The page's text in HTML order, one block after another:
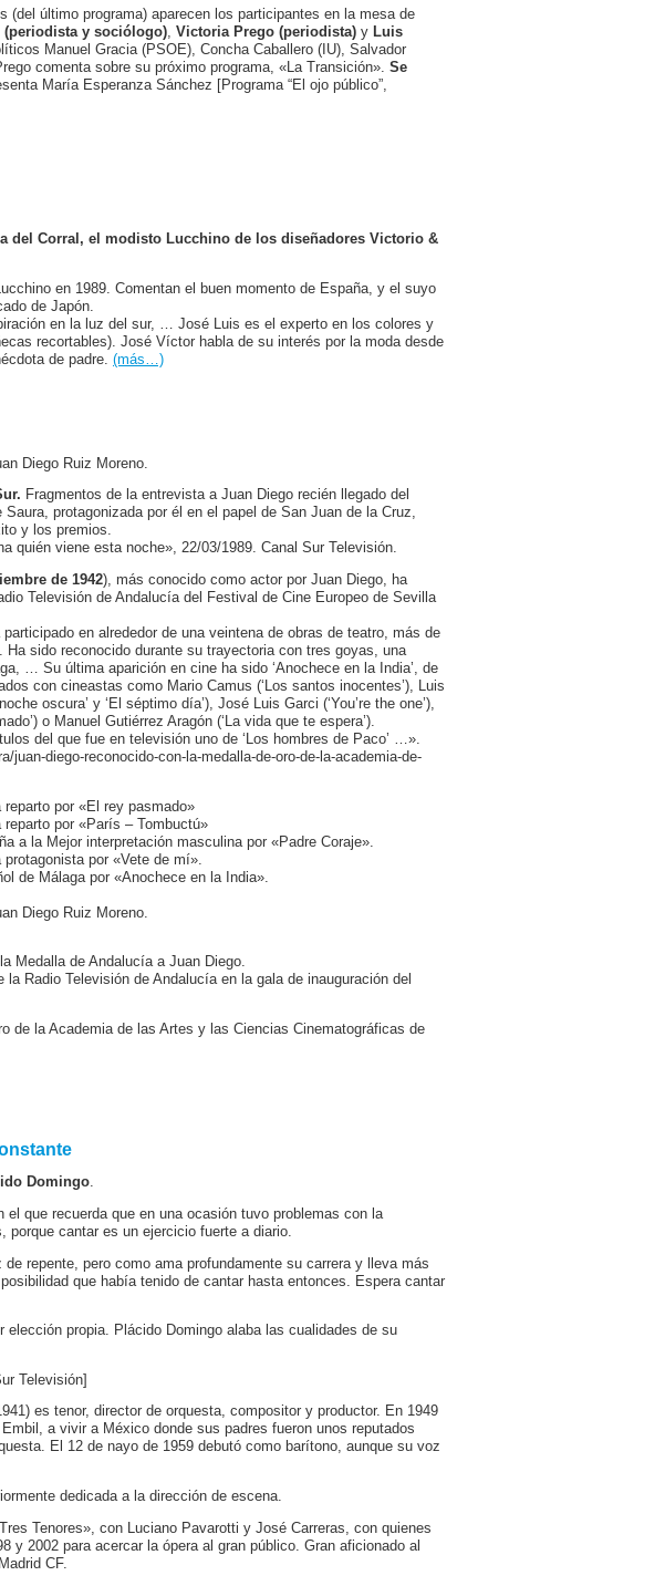
(del último programa) aparecen los participantes en la mesa de
(periodista y sociólogo), Victoria Prego (periodista) y Luis
Manuel Gracia (PSOE), Concha Caballero (IU), Salvador
comenta sobre su próximo programa, «La Transición». Se
María Esperanza Sánchez [Programa “El ojo público”,
del Corral, el modisto Lucchino de los diseñadores Victorio &
en 1989. Comentan el buen momento de España, y el suyo
de Japón.
en la luz del sur, … José Luis es el experto en los colores y
recortables). José Víctor habla de su interés por la moda desde
de padre. (más…)
Diego Ruiz Moreno.
Fragmentos de la entrevista a Juan Diego recién llegado del
protagonizada por él en el papel de San Juan de la Cruz,
y los premios.
quién viene esta noche», 22/03/1989. Canal Sur Televisión.
de 1942), más conocido como actor por Juan Diego, ha
Televisión de Andalucía del Festival de Cine Europeo de Sevilla
en alrededor de una veintena de obras de teatro, más de
sido reconocido durante su trayectoria con tres goyas, una
… Su última aparición en cine ha sido ‘Anochece en la India’, de
con cineastas como Mario Camus (‘Los santos inocentes’), Luis
oscura’ y ‘El séptimo día’), José Luis Garci (‘You’re the one’),
o Manuel Gutiérrez Aragón (‘La vida que te espera’).
del que fue en televisión uno de ‘Los hombres de Paco’ …».
diego-reconocido-con-la-medalla-de-oro-de-la-academia-de-
por «El rey pasmado»
por «París – Tombuctú»
a la Mejor interpretación masculina por «Padre Coraje».
por «Vete de mí».
de Málaga por «Anochece en la India».
Diego Ruiz Moreno.
Medalla de Andalucía a Juan Diego.
la Radio Televisión de Andalucía en la gala de inauguración del
de la Academia de las Artes y las Ciencias Cinematográficas de
Domingo.
el que recuerda que en una ocasión tuvo problemas con la
porque cantar es un ejercicio fuerte a diario.
repente, pero como ama profundamente su carrera y lleva más
que había tenido de cantar hasta entonces. Espera cantar
elección propia. Plácido Domingo alaba las cualidades de su
Televisión]
es tenor, director de orquesta, compositor y productor. En 1949
a vivir a México donde sus padres fueron unos reputados
El 12 de nayo de 1959 debutó como barítono, aunque su voz
dedicada a la dirección de escena.
Tenores», con Luciano Pavarotti y José Carreras, con quienes
y 2002 para acercar la ópera al gran público. Gran aficionado al
CF.